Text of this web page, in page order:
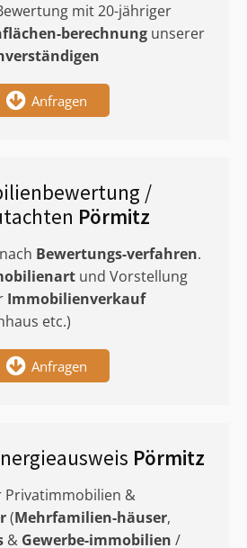
mit 20-jähriger
berechnung unserer
Anfragen
/
Pörmitz
Bewertungs-verfahren.
und Vorstellung
Immobilienverkauf
etc.)
Anfragen
Pörmitz
Privatimmobilien &
(Mehrfamilien-häuser,
& Gewerbe-immobilien /